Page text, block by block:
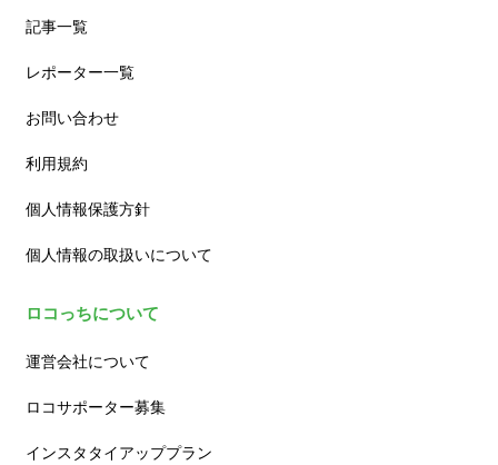
記事一覧
レポーター一覧
お問い合わせ
利用規約
個人情報保護方針
個人情報の取扱いについて
ロコっちについて
運営会社について
ロコサポーター募集
インスタタイアッププラン